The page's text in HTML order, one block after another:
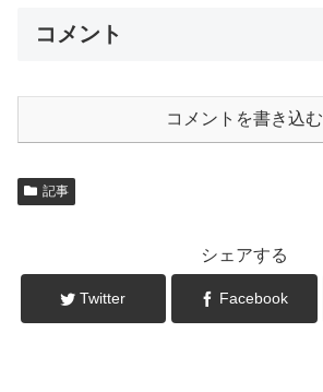
コメント
コメントを書き込む
記事
シェアする
Twitter Facebook